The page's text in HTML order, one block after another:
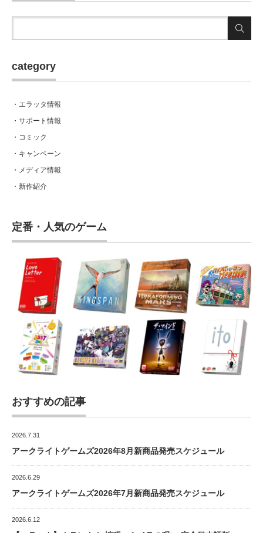
category
・エラッタ情報
・サポート情報
・コミック
・キャンペーン
・メディア情報
・新作紹介
定番・人気のゲーム
おすすめの記事
2026.7.31
アークライトゲームズ2026年8月新商品発売スケジュール
2026.6.29
アークライトゲームズ2026年7月新商品発売スケジュール
2026.6.12